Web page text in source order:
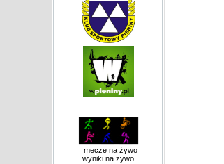
mecze na żywo
wyniki na żywo